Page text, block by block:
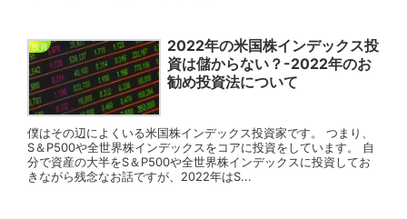
投資
2022年の米国株インデックス投
資は儲からない？-2022年のお
勧め投資法について
僕はその辺によくいる米国株インデックス投資家です。 つまり、
S＆P500や全世界株インデックスをコアに投資をしています。 自
分で資産の大半をS＆P500や全世界株インデックスに投資してお
きながら残念なお話ですが、2022年はS...